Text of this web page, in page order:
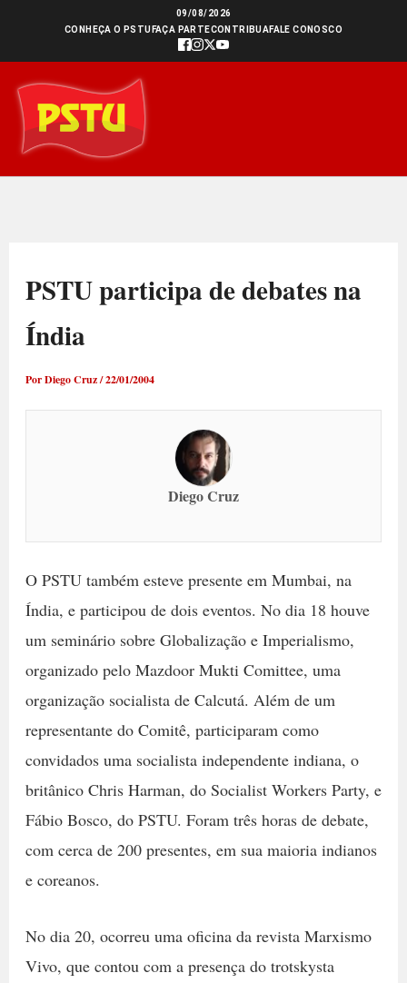
conteúdo
09/08/2026
CONHEÇA O PSTU FAÇA PARTECONTRIBUAFALE CONOSCO
PSTU participa de debates na
Índia
PorDiego Cruz/22/01/2004
Diego Cruz
O PSTU também esteve presente em Mumbai, na
Índia, e participou de dois eventos. No dia 18 houve
um seminário sobre Globalização e Imperialismo,
organizado pelo Mazdoor Mukti Comittee, uma
organização socialista de Calcutá. Além de um
representante do Comitê, participaram como
convidados uma socialista independente indiana, o
britânico Chris Harman, do Socialist Workers Party, e
Fábio Bosco, do PSTU. Foram três horas de debate,
com cerca de 200 presentes, em sua maioria indianos
e coreanos.
No dia 20, ocorreu uma oficina da revista Marxismo
Vivo, que contou com a presença do trotskysta